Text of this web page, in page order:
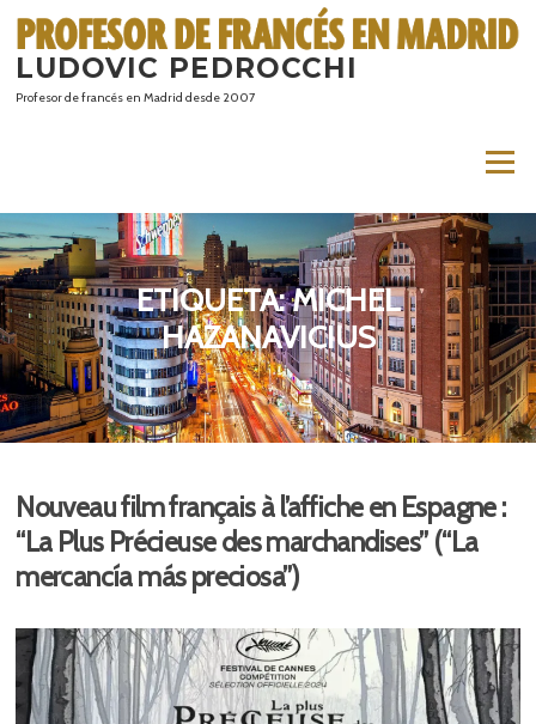
contenido
LUDOVIC PEDROCCHI
Profesor de francés en Madrid desde 2007
Menú
ETIQUETA:MICHEL
HAZANAVICIUS
Nouveau film français à l’affiche en Espagne :
“La Plus Précieuse des marchandises” (“La
mercancía más preciosa”)